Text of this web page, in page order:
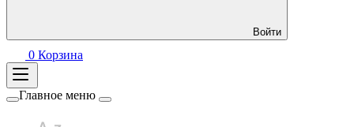
Войти
0 Корзина
Главное меню